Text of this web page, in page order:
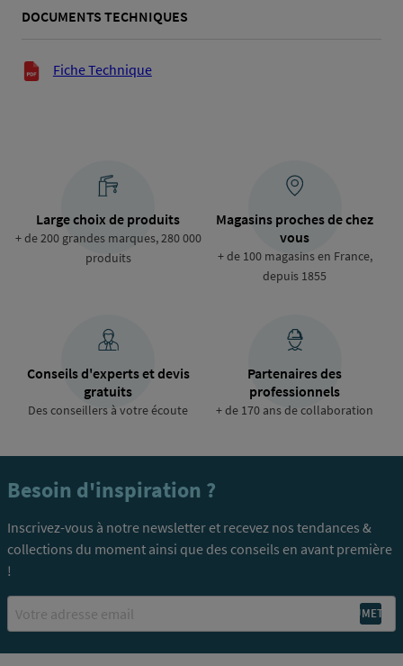
DOCUMENTS TECHNIQUES
Documents techniques
Fiche Technique
Large choix de produits
+ de 200 grandes marques, 280 000
produits
Magasins proches de chez
vous
+ de 100 magasins en France,
depuis 1855
Conseils d'experts et devis
gratuits
Des conseillers à votre écoute
Partenaires des
professionnels
+ de 170 ans de collaboration
Besoin d'inspiration ?
Inscrivez-vous à notre newsletter et recevez nos tendances &
collections du moment ainsi que des conseils en avant première
!
Email